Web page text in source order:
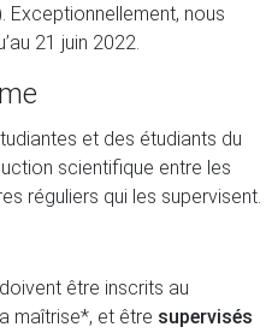
Exceptionnellement, nous
21 juin 2022.
et des étudiants du
scientifique entre les
réguliers qui les supervisent.
être inscrits au
maîtrise*, et être supervisés